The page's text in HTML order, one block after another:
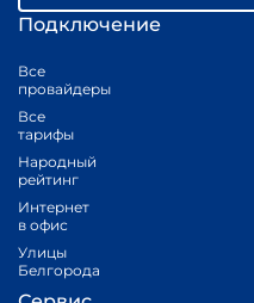
Подключение
Все
провайдеры
Все
тарифы
Народный
рейтинг
Интернет
в офис
Улицы
Белгорода